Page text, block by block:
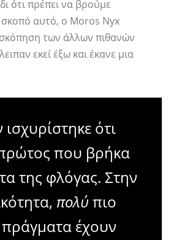
ότι πρέπει να βρούμε
σκοπό αυτό, ο Moros Nyx
των άλλων πιθανών
εκεί έξω και έκανε μια
ότι
που βρήκα
της φλόγας. Στην
πολύ πιο
έχουν